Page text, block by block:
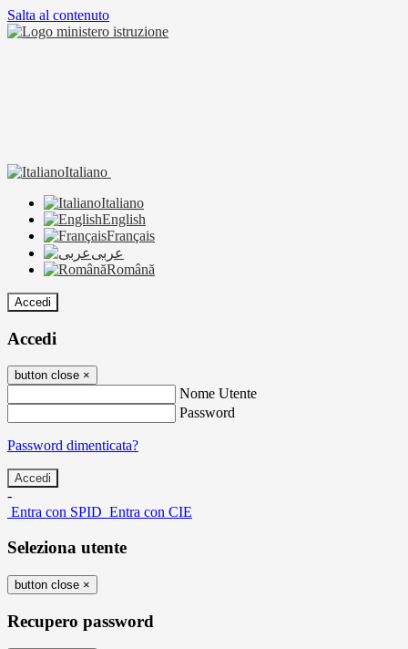
Salta al contenuto
Italiano
Italiano
English
Français
عربى
Română
Accedi
Accedi
button close ×
Nome Utente
Password
Password dimenticata?
-
Entra con SPID Entra con CIE
Seleziona utente
button close ×
Recupero password